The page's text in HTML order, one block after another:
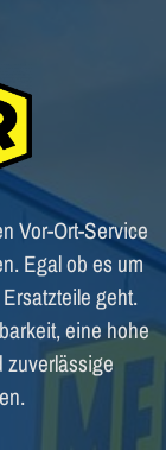
Vor-Ort-Service
Egal ob es um
geht.
eine hohe
zuverlässige